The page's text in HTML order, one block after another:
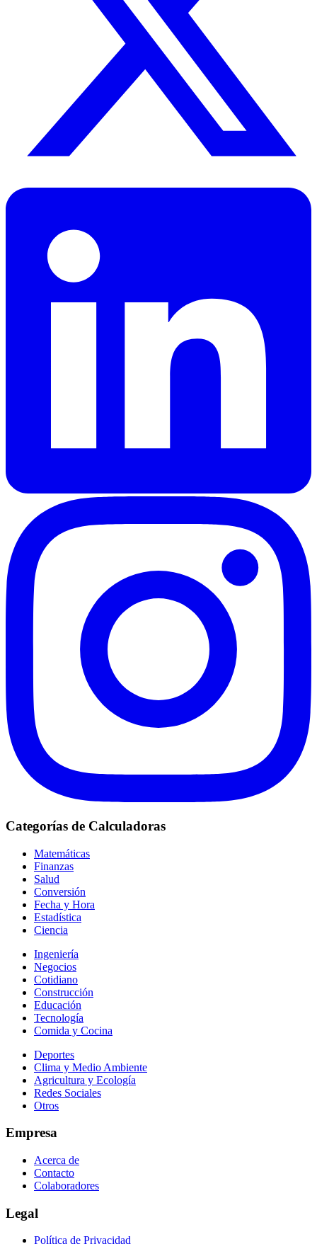
Categorías de Calculadoras
Matemáticas
Finanzas
Salud
Conversión
Fecha y Hora
Estadística
Ciencia
Ingeniería
Negocios
Cotidiano
Construcción
Educación
Tecnología
Comida y Cocina
Deportes
Clima y Medio Ambiente
Agricultura y Ecología
Redes Sociales
Otros
Empresa
Acerca de
Contacto
Colaboradores
Legal
Política de Privacidad